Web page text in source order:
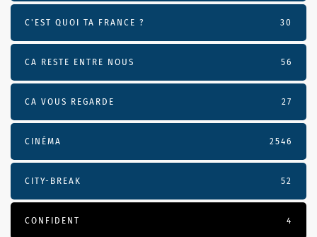
C'EST QUOI TA FRANCE ? 30
CA RESTE ENTRE NOUS 56
CA VOUS REGARDE 27
CINÉMA 2546
CITY-BREAK 52
CONFIDENT 4